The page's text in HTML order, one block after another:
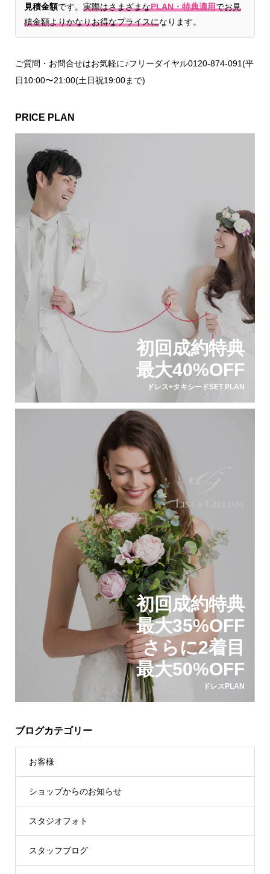
見積金額です。 実際はさまざまなPLAN・特典適用でお見
積金額よりかなりお得なプライスになります。
ご質問・お問合せはお気軽に♪フリーダイヤル0120-874-091(平
日10:00〜21:00(土日祝19:00まで)
PRICE PLAN
初回成約特典
最大40%OFF
ドレス+タキシードSET PLAN
初回成約特典
最大35%OFF
さらに2着目
最大50%OFF
ドレスPLAN
ブログカテゴリー
お客様
ショップからのお知らせ
スタジオフォト
スタッフブログ